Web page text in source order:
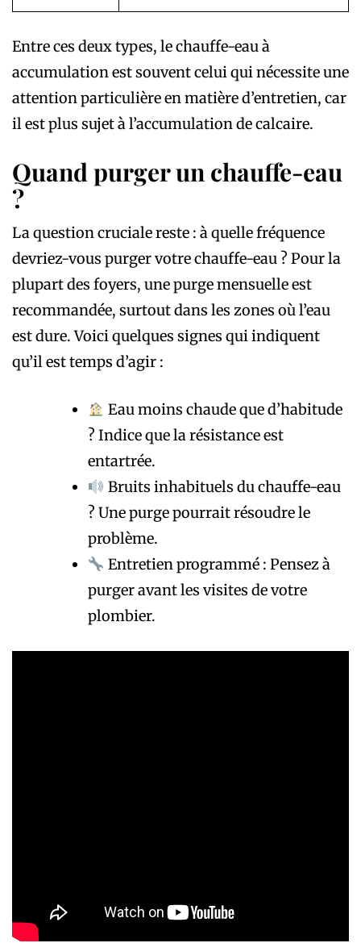
Entre ces deux types, le chauffe-eau à
accumulation est souvent celui qui nécessite une
attention particulière en matière d’entretien, car
il est plus sujet à l’accumulation de calcaire.
Quand purger un chauffe-eau
?
La question cruciale reste : à quelle fréquence
devriez-vous purger votre chauffe-eau ? Pour la
plupart des foyers, une purge mensuelle est
recommandée, surtout dans les zones où l’eau
est dure. Voici quelques signes qui indiquent
qu’il est temps d’agir :
Eau moins chaude que d’habitude
? Indice que la résistance est
entartrée.
Bruits inhabituels du chauffe-eau
? Une purge pourrait résoudre le
problème.
Entretien programmé : Pensez à
purger avant les visites de votre
plombier.